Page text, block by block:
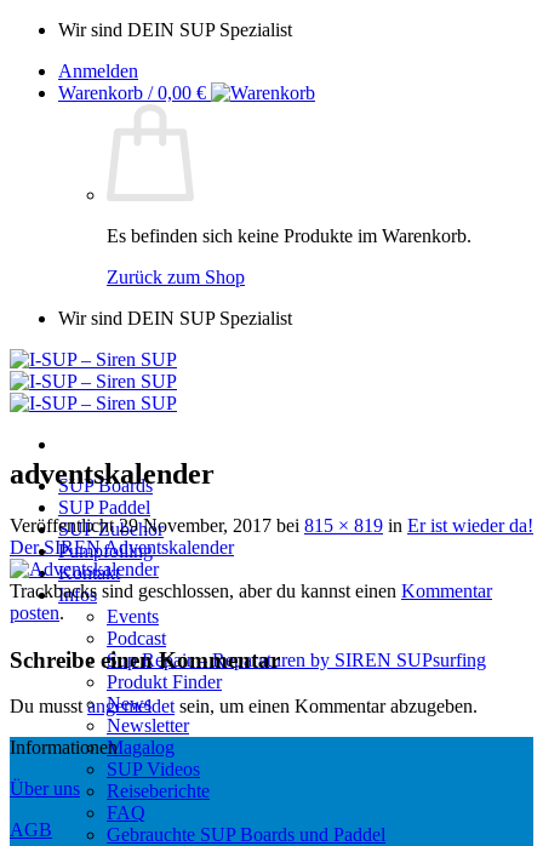
Zum
springen
Wir sind DEIN SUP Spezialist
Anmelden
Warenkorb /0,00 €
Es befinden sich keine Produkte im Warenkorb.
Zurück zum Shop
Wir sind DEIN SUP Spezialist
SUP Boards
SUP Paddel
SUP Zubehör
Pumpfoiling
Kontakt
Infos
Events
Podcast
Sup Repair – Reparaturen by SIREN SUPsurfing
Produkt Finder
News
Newsletter
Magalog
SUP Videos
Reiseberichte
FAQ
Gebrauchte SUP Boards und Paddel
adventskalender
Veröffentlicht29 November, 2017 bei 815 × 819 in Er ist wieder da!
Der SIREN Adventskalender
Trackbacks sind geschlossen, aber du kannst einen Kommentar
posten.
Schreibe einen Kommentar
Du musstangemeldet sein, um einen Kommentar abzugeben.
Informationen
Über uns
AGB